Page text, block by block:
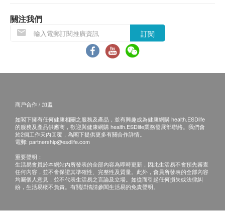
主治
胃酸倒流、胃酸過多、胃灼熱、胃部不舒適、胃部飽
食感、胃作悶、胃脹、胸作悶、打嗝（噯氣）、噁心
（想嘔吐、反胃、醉酒後噁心感等）、飲醉食滯、飲
酒過多、胃痛、促進消化、消化不良、食欲不振、食
成份
25mg 生物澱粉酶2000，192mg 氫氧化鋁凝膠，
159mg 氫氧化鎂，25mg 氯化甲硫氨基酸
服用方法
成人一日3次，每次1片，於飯後以溫水吞服。
請別讓小孩服用。
期應最少有12個月或以上。
當顧客收取已訂購之貨品時，有責任檢查貨品是否
如有其他損壞或遺漏查詢，顧客必須保留有效收據
正本，並於送貨後3個工作天內按下列方式聯絡 全
球藥業有限公司 客戶服務部跟進。
電郵: wyc@timc.com.hk
關注我們
訂閱
商戶合作 / 加盟
如閣下擁有任何健康相關之服務及產品，並有興趣成為健康網購 health.ESDlife
的服務及產品供應商，歡迎與健康網購 health.ESDlife業務發展部聯絡。我們會
於2個工作天內回覆，為閣下提供更多有關合作詳情。
電郵: partnership@esdlife.com
重要聲明：
生活易會員於本網站內所發表的全部內容為即時更新，因此生活易不會預先審查
任何內容，並不會保證其準確性、完整性及質量。此外，會員所發表的全部內容
均屬個人意見，並不代表生活易之言論及立場。如從而引起任何損失或法律糾
紛，生活易概不負責。有關詳情請參閱生活易的免責聲明。